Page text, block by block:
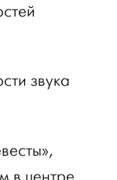
звука
в центре